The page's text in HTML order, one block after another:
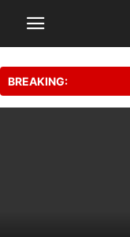
BREAKING: